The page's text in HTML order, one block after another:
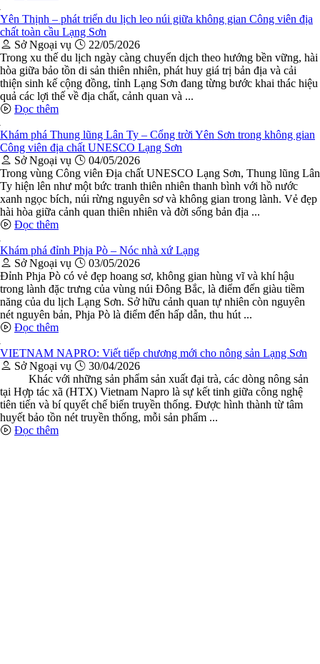
Yên Thịnh – phát triển du lịch leo núi giữa không gian Công viên địa
chất toàn cầu Lạng Sơn
Sở Ngoại vụ
22/05/2026
Trong xu thế du lịch ngày càng chuyển dịch theo hướng bền vững, hài
hòa giữa bảo tồn di sản thiên nhiên, phát huy giá trị bản địa và cải
thiện sinh kế cộng đồng, tỉnh Lạng Sơn đang từng bước khai thác hiệu
quả các lợi thế về địa chất, cảnh quan và ...
Đọc thêm
Khám phá Thung lũng Lân Ty – Cổng trời Yên Sơn trong không gian
Công viên địa chất UNESCO Lạng Sơn
Sở Ngoại vụ
04/05/2026
Trong vùng Công viên Địa chất UNESCO Lạng Sơn, Thung lũng Lân
Ty hiện lên như một bức tranh thiên nhiên thanh bình với hồ nước
xanh ngọc bích, núi rừng nguyên sơ và không gian trong lành. Vẻ đẹp
hài hòa giữa cảnh quan thiên nhiên và đời sống bản địa ...
Đọc thêm
Khám phá đỉnh Phja Pò – Nóc nhà xứ Lạng
Sở Ngoại vụ
03/05/2026
Đỉnh Phja Pò có vẻ đẹp hoang sơ, không gian hùng vĩ và khí hậu
trong lành đặc trưng của vùng núi Đông Bắc, là điểm đến giàu tiềm
năng của du lịch Lạng Sơn. Sở hữu cảnh quan tự nhiên còn nguyên
nét nguyên bản, Phja Pò là điểm đến hấp dẫn, thu hút ...
Đọc thêm
VIETNAM NAPRO: Viết tiếp chương mới cho nông sản Lạng Sơn
Sở Ngoại vụ
30/04/2026
Khác với những sản phẩm sản xuất đại trà, các dòng nông sản
tại Hợp tác xã (HTX) Vietnam Napro là sự kết tinh giữa công nghệ
tiên tiến và bí quyết chế biến truyền thống. Được hình thành từ tâm
huyết bảo tồn nét truyền thống, mỗi sản phẩm ...
Đọc thêm